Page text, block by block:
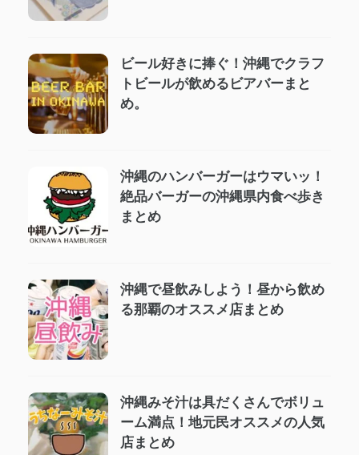
ビール好きに捧ぐ！沖縄でクラフ
トビールが飲めるビアバーまと
め。
沖縄のハンバーガーはウマいッ！
絶品バーガーの沖縄県内食べ歩き
まとめ
沖縄で昼飲みしよう！昼から飲め
る那覇のオススメ店まとめ
沖縄みそ汁は具だくさんでボリュ
ーム満点！地元民オススメの人気
店まとめ